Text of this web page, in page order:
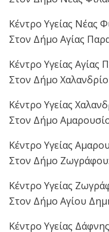
Κέντρο Υγείας Νέας
Στον Δήμο Αγίας
Κέντρο Υγείας
Στον Δήμο
Κέντρο Υγείας
Στον Δήμο
Κέντρο Υγείας
Στον Δήμο Ζωγράφου:
Κέντρο Υγείας
Στον Δήμο Αγίου
Κέντρο Υγείας